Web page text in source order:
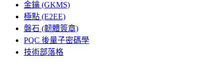
金鑰 (GKMS)
極點 (E2EE)
磐石 (韌體簽章)
PQC 後量子密碼學
技術部落格